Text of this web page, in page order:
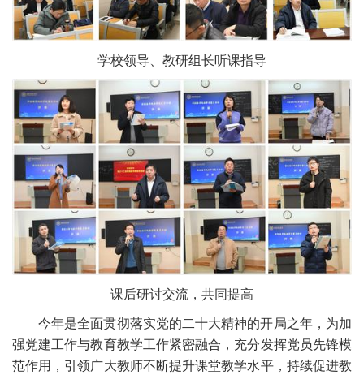
学校领导、教研组长听课指导
课后研讨交流，共同提高
今年是全面贯彻落实党的二十大精神的开局之年，为加
强党建工作与教育教学工作紧密融合，充分发挥党员先锋模
范作用，引领广大教师不断提升课堂教学水平，持续促进教